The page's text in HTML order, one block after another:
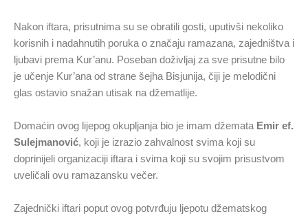
Nakon iftara, prisutnima su se obratili gosti, uputivši nekoliko
korisnih i nadahnutih poruka o značaju ramazana, zajedništva i
ljubavi prema Kur’anu. Poseban doživljaj za sve prisutne bilo
je učenje Kur’ana od strane šejha Bisjunija, čiji je melodični
glas ostavio snažan utisak na džematlije.
Domaćin ovog lijepog okupljanja bio je imam džemata Emir ef.
Sulejmanović, koji je izrazio zahvalnost svima koji su
doprinijeli organizaciji iftara i svima koji su svojim prisustvom
uveličali ovu ramazansku večer.
Zajednički iftari poput ovog potvrđuju ljepotu džematskog